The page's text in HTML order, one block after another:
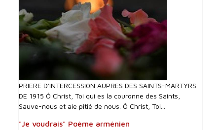
PRIERE D'INTERCESSI0N AUPRES DES SAINTS-MARTYRS
DE 1915 Ô Christ, Toi qui es la couronne des Saints,
Sauve-nous et aie pitié de nous. Ô Christ, Toi...
"Je voudrais" Poème arménien